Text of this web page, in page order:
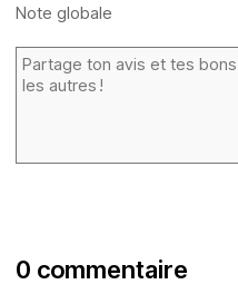
Note globale
0 commentaire